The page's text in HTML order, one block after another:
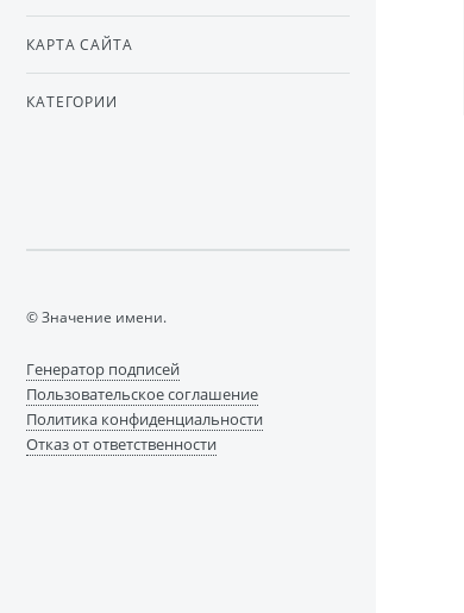
КАРТА САЙТА
КАТЕГОРИИ
© Значение имени.
Генератор подписей
Пользовательское соглашение
Политика конфиденциальности
Отказ от ответственности